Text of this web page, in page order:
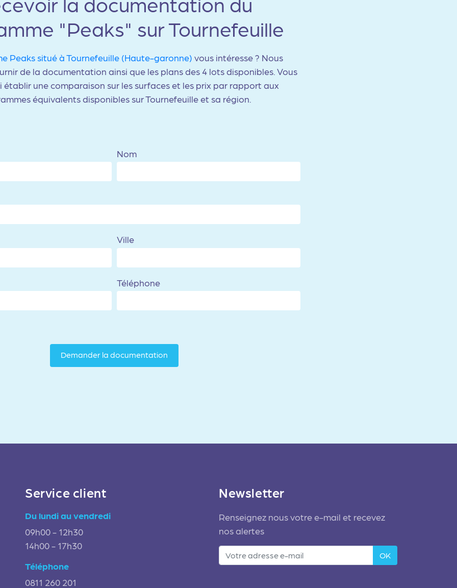
"Peaks" sur Tournefeuille
Peaks situé à Tournefeuille (Haute-garonne) vous intéresse ? Nous
de la documentation ainsi que les plans des 4 lots disponibles. Vous
établir une comparaison sur les surfaces et les prix par rapport aux
équivalents disponibles sur Tournefeuille et sa région.
Nom
Ville
Téléphone
Demander la documentation
Service client
Du lundi au vendredi
09h00 - 12h30
14h00 - 17h30
Téléphone
0811 260 201
Newsletter
Renseignez nous votre e-mail et recevez
nos alertes
OK